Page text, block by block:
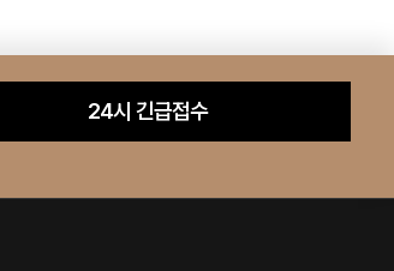
24시 긴급접수